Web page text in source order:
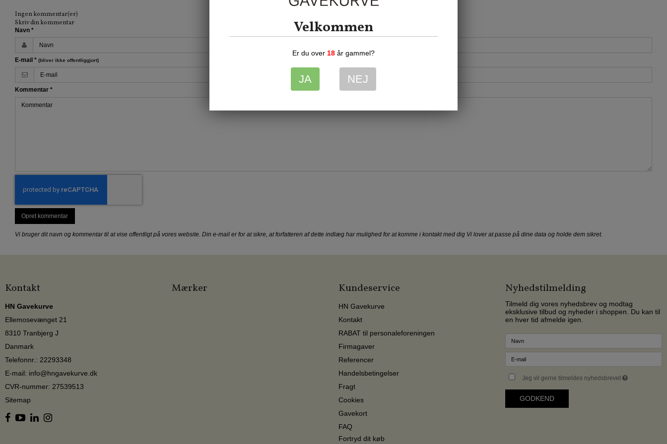
Ingen kommentar(er)
Skriv din kommentar
Navn *
E-mail * (bliver ikke offentliggjort)
Kommentar *
Opret kommentar
Vi bruger dit navn og kommentar til at vise offentligt på vores website. Din e-mail er for at sikre, at forfatteren af dette indlæg har mulighed for at komme i kontakt med dig Vi lover at passe på dine data og holde dem sikret.
Kontakt
HN Gavekurve
Ellemosevænget 21
8310 Tranbjerg J
Danmark
Telefonnr. : 22293348
E-mail: info@hngavekurve.dk
CVR-nummer: 27539513
Sitemap
Mærker Kundeservice
HN Gavekurve
Kontakt
RABAT til personaleforeningen
Firmagaver
Referencer
Handelsbetingelser
Fragt
Cookies
Gavekort
FAQ
Fortryd dit køb
Nyhedstilmelding
Tilmeld dig vores nyhedsbrev og modtag
eksklusive tilbud og nyheder i shoppen. Du kan til
en hver tid afmelde igen.
Jeg vil gerne tilmeldes nyhedsbrevet
GODKEND
Velkommen
Er du over 18 år gammel?
JA NEJ